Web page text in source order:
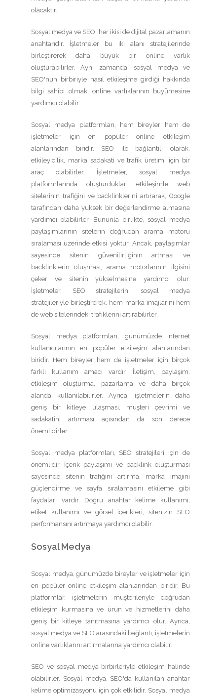
olacaktır.
Sosyal medya ve SEO, her ikisi de dijital pazarlamanın
anahtarıdır. İşletmeler bu iki alanı stratejilerinde
birleştirerek daha büyük bir online varlık
oluşturabilirler. Aynı zamanda, sosyal medya ve
SEO'nun birbiriyle nasıl etkileşime girdiği hakkında
bilgi sahibi olmak, online varlıklarının büyümesine
yardımcı olabilir.
Sosyal medya platformları, hem bireyler hem de
işletmeler için en popüler online etkileşim
alanlarından biridir. SEO ile bağlantılı olarak,
etkileyicilik, marka sadakati ve trafik üretimi için bir
araç olabilirler. İşletmeler, sosyal medya
platformlarında oluşturdukları etkileşimle web
sitelerinin trafiğini ve backlinklerini artırarak, Google
tarafından daha yüksek bir değerlendirme almasına
yardımcı olabilirler. Bununla birlikte, sosyal medya
paylaşımlarının sitelerin doğrudan arama motoru
sıralaması üzerinde etkisi yoktur. Ancak, paylaşımlar
sayesinde sitenin güvenilirliğinin artması ve
backlinklerin oluşması, arama motorlarının ilgisini
çeker ve sitenin yükselmesine yardımcı olur.
İşletmeler, SEO stratejilerini sosyal medya
stratejileriyle birleştirerek, hem marka imajlarını hem
de web sitelerindeki trafiklerini artırabilirler.
Sosyal medya platformları, günümüzde internet
kullanıcılarının en popüler etkileşim alanlarından
biridir. Hem bireyler hem de işletmeler için birçok
farklı kullanım amacı vardır. İletişim, paylaşım,
etkileşim oluşturma, pazarlama ve daha birçok
alanda kullanılabilirler. Ayrıca, işletmelerin daha
geniş bir kitleye ulaşması, müşteri çevrimi ve
sadakatini artırması açısından da son derece
önemlidirler.
Sosyal medya platformları, SEO stratejileri için de
önemlidir. İçerik paylaşımı ve backlink oluşturması
sayesinde sitenin trafiğini artırma, marka imajını
güçlendirme ve sayfa sıralamasını etkileme gibi
faydaları vardır. Doğru anahtar kelime kullanımı,
etiket kullanımı ve görsel içerikleri, sitenizin SEO
performansını artırmaya yardımcı olabilir.
Sosyal Medya
Sosyal medya, günümüzde bireyler ve işletmeler için
en popüler online etkileşim alanlarından biridir. Bu
platformlar, işletmelerin müşterileriyle doğrudan
etkileşim kurmasına ve ürün ve hizmetlerini daha
geniş bir kitleye tanıtmasına yardımcı olur. Ayrıca,
sosyal medya ve SEO arasındaki bağlantı, işletmelerin
online varlıklarını artırmalarına yardımcı olabilir.
SEO ve sosyal medya birbirleriyle etkileşim halinde
olabilirler. Sosyal medya, SEO'da kullanılan anahtar
kelime optimizasyonu için çok etkilidir. Sosyal medya